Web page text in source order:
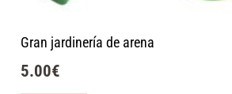
Gran jardinería de arena
5.00€